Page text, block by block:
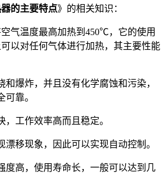
的主要特点》的相关知识：
气温度最高加热到450℃，它的使用
以对任何气体进行加热，其主要性能
和爆炸，并且没有化学腐蚀和污染，
可靠。
，工作效率高而且稳定。
漂移现象，因此可以实现自动控制。
度高，使用寿命长，一般可以达到几